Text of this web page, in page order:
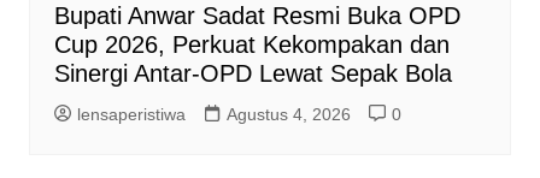
Bupati Anwar Sadat Resmi Buka OPD
Cup 2026, Perkuat Kekompakan dan
Sinergi Antar-OPD Lewat Sepak Bola
lensaperistiwa Agustus 4, 2026 0